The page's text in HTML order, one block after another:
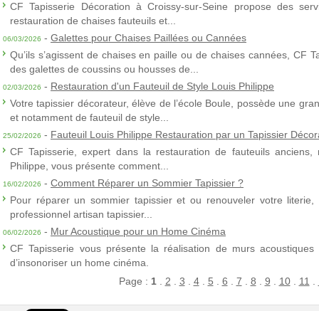
CF Tapisserie Décoration à Croissy-sur-Seine propose des
restauration de chaises fauteuils et...
06/03/2026 - Galettes pour Chaises Paillées ou Cannées
Qu’ils s’agissent de chaises en paille ou de chaises cannées, CF
des galettes de coussins ou housses de...
02/03/2026 - Restauration d'un Fauteuil de Style Louis Philippe
Votre tapissier décorateur, élève de l’école Boule, possède une
et notamment de fauteuil de style...
25/02/2026 - Fauteuil Louis Philippe Restauration par un Tapissier
CF Tapisserie, expert dans la restauration de fauteuils
Philippe, vous présente comment...
16/02/2026 - Comment Réparer un Sommier Tapissier ?
Pour réparer un sommier tapissier et ou renouveler votre
professionnel artisan tapissier...
06/02/2026 - Mur Acoustique pour un Home Cinéma
CF Tapisserie vous présente la réalisation de murs
d’insonoriser un home cinéma.
Page : 1. 2 3 4. 5 6 7 8 9 10. 11